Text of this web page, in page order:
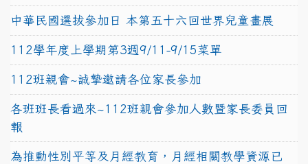
中華民國選拔參加日 本第五十六回世界兒童畫展
112學年度上學期第3週9/11-9/15菜單
112班親會~誠摯邀請各位家長參加
各班班長看過來~112班親會參加人數暨家長委員回
報
為推動性別平等及月經教育，月經相關教學資源已